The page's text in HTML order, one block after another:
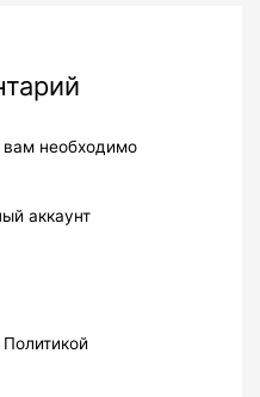
вам необходимо
аккаунт